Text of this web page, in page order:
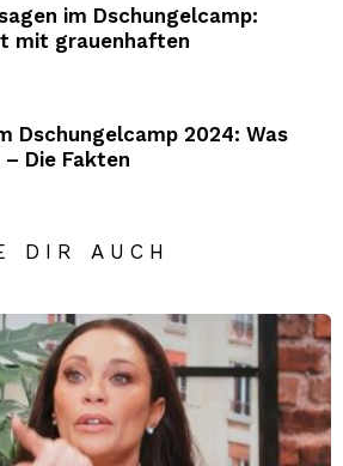
im Dschungelcamp:
mit grauenhaften
Dschungelcamp 2024: Was
Die Fakten
DIR AUCH